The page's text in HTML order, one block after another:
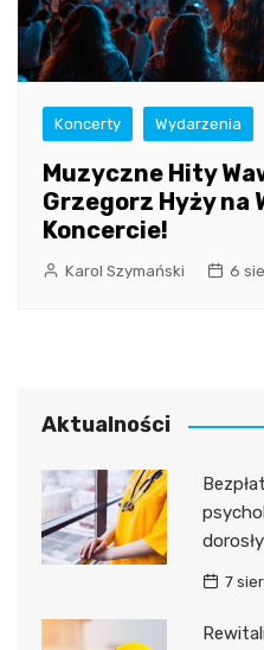
Koncerty Wydarzenia
Muzyczne Hity
Grzegorz Hyży na
Koncercie!
Karol Szymański 6
Aktualności
7